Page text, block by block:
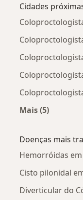
Cidades
Mais (5)
Doenças mais
Hemorróidas
Cisto pilonidal
Diverticular do